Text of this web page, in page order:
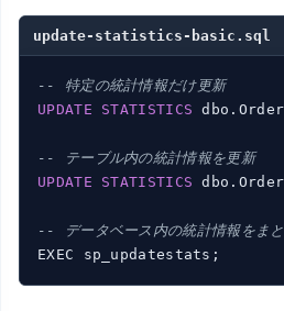
update-statistics-basic.sql
-- 特定の統計情報だけ更新
UPDATE
STATISTICS
-- テーブル内の統計情報を更新
UPDATE
STATISTICS
-- データベース内の統計情報をま